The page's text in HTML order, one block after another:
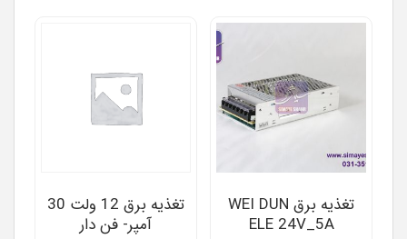
تغذیه برق WEI DUN
ELE 24V_5A
تغذیه برق 12 ولت 30
آمپر- فن دار